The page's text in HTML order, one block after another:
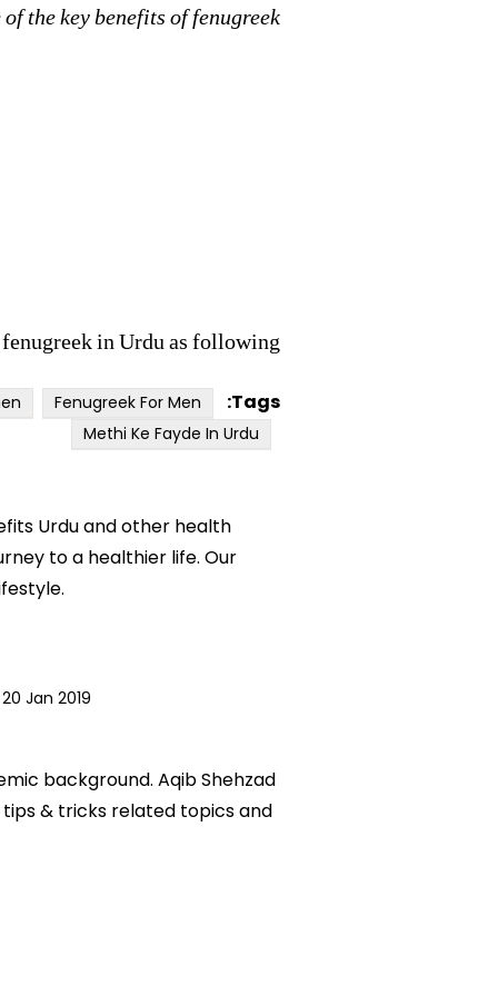
the key benefits of fenugreek:
in Urdu as following:
Tags:
Fenugreek For Men
Methi Ke Fayde In Urdu
Urdu and other health
to a healthier life. Our
20 Jan 2019
background. Aqib Shehzad
& tricks related topics and